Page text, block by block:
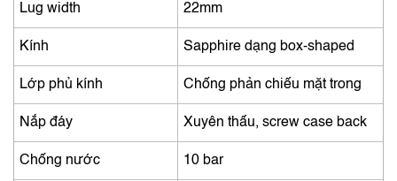
Lug width 22mm
Kính Sapphire dạng box-shaped
Lớp phủ kính Chống phản chiếu mặt trong
Nắp đáy Xuyên thấu, screw case back
Chống nước 10 bar